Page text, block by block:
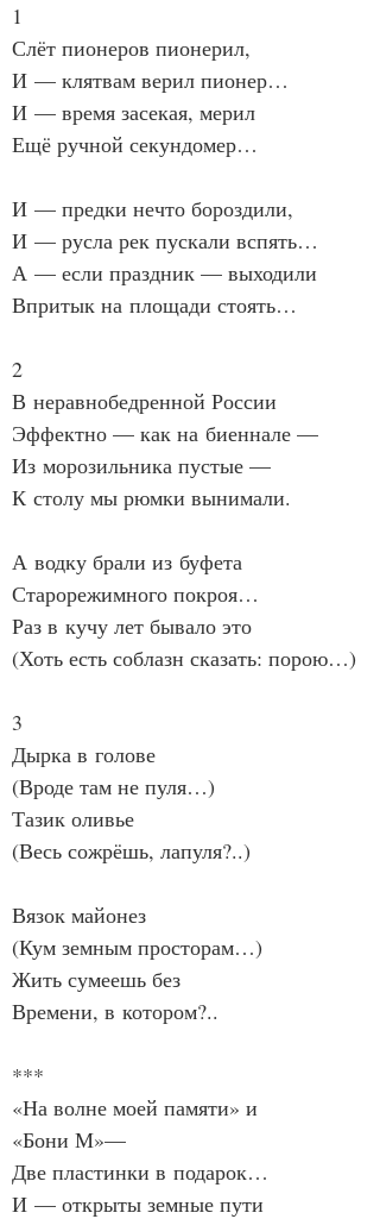
1
Слёт пионеров пионерил,
И — клятвам верил пионер…
И — время засекая, мерил
Ещё ручной секундомер…
И — предки нечто бороздили,
И — русла рек пускали вспять…
А — если праздник — выходили
Впритык на площади стоять…
2
В неравнобедренной России
Эффектно — как на биеннале —
Из морозильника пустые —
К столу мы рюмки вынимали.
А водку брали из буфета
Старорежимного покроя…
Раз в кучу лет бывало это
(Хоть есть соблазн сказать: порою…)
3
Дырка в голове
(Вроде там не пуля…)
Тазик оливье
(Весь сожрёшь, лапуля?..)
Вязок майонез
(Кум земным просторам…)
Жить сумеешь без
Времени, в котором?..
***
«На волне моей памяти» и
«Бони М»—
Две пластинки в подарок…
И — открыты земные пути